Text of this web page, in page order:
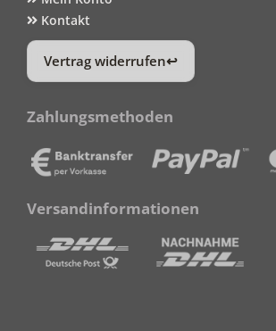
Kontakt
Vertrag widerrufen
Zahlungsmethoden
Versandinformationen